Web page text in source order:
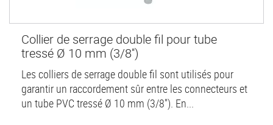
Collier de serrage double fil pour tube
tressé Ø 10 mm (3/8'')
Les colliers de serrage double fil sont utilisés pour
garantir un raccordement sûr entre les connecteurs et
un tube PVC tressé Ø 10 mm (3/8''). En...